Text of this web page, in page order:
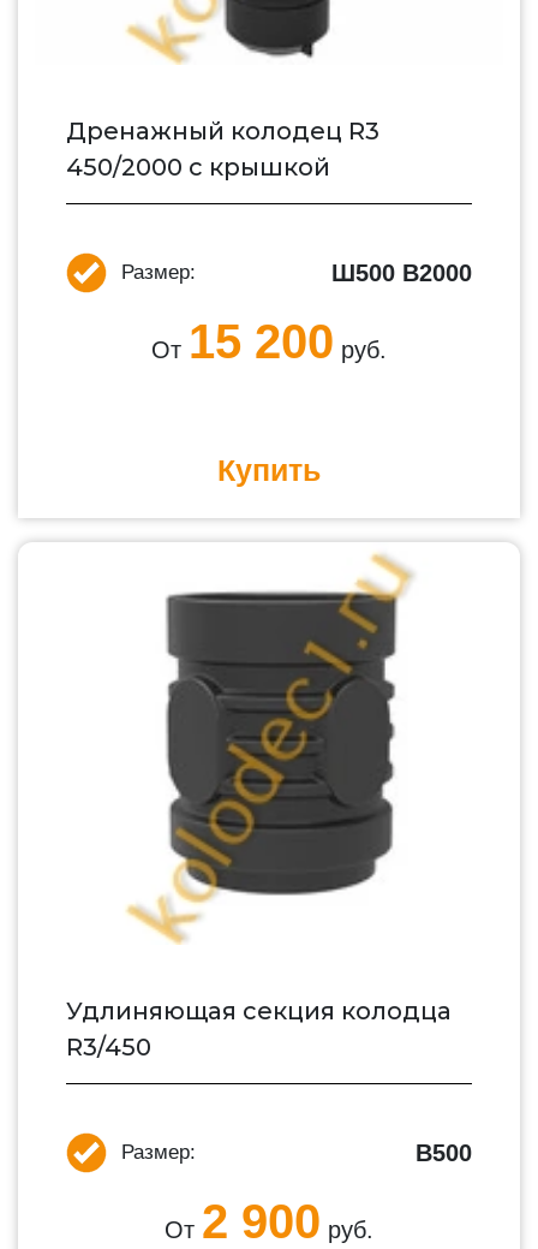
Дренажный колодец R3
450/2000 с крышкой
Размер: Ш500 В2000
От 15 200 руб.
Купить
Удлиняющая секция колодца
R3/450
Размер: В500
От 2 900 руб.